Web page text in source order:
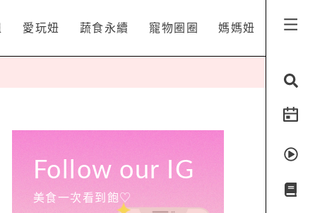
愛玩妞 蔬食永續 寵物圈圈 媽媽妞
Follow our IG
美食一次看到飽♡